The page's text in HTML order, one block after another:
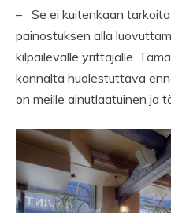
– Se ei kuitenkaan
painostuksen alla
kilpailevalle yrittäjälle.
kannalta huolestuttava
on meille ainutlaatuinen ja